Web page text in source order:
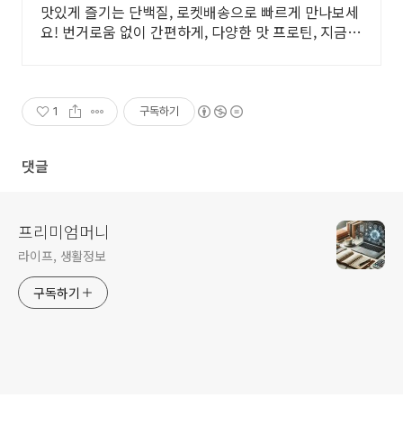
맛있게 즐기는 단백질, 로켓배송으로 빠르게 만나보세
요! 번거로움 없이 간편하게, 다양한 맛 프로틴, 지금
1 구독하기
댓글
프리미엄머니
라이프, 생활정보
구독하기